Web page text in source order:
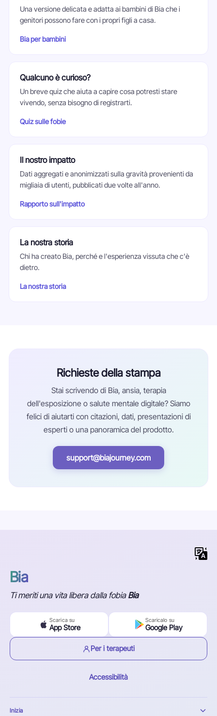
Una versione delicata e adatta ai bambini di Bia che i
genitori possono fare con i propri figli a casa.
Bia per bambini
Qualcuno è curioso?
Un breve quiz che aiuta a capire cosa potresti stare
vivendo, senza bisogno di registrarti.
Quiz sulle fobie
Il nostro impatto
Dati aggregati e anonimizzati sulla gravità provenienti da
migliaia di utenti, pubblicati due volte all'anno.
Rapporto sull'impatto
La nostra storia
Chi ha creato Bia, perché e l'esperienza vissuta che c'è
dietro.
La nostra storia
Richieste della stampa
Stai scrivendo di Bia, ansia, terapia
dell'esposizione o salute mentale digitale? Siamo
felici di aiutarti con citazioni, dati, presentazioni di
esperti o una panoramica del prodotto.
support@biajourney.com
Bia
Ti meriti una vita libera dalla fobiaBia
Scarica su
App Store
Scaricalo su
Google Play
Per i terapeuti
Accessibilità
Inizia